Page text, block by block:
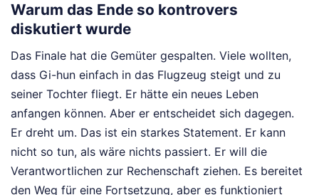
Warum das Ende so kontrovers
diskutiert wurde
Das Finale hat die Gemüter gespalten. Viele wollten,
dass Gi-hun einfach in das Flugzeug steigt und zu
seiner Tochter fliegt. Er hätte ein neues Leben
anfangen können. Aber er entscheidet sich dagegen.
Er dreht um. Das ist ein starkes Statement. Er kann
nicht so tun, als wäre nichts passiert. Er will die
Verantwortlichen zur Rechenschaft ziehen. Es bereitet
den Weg für eine Fortsetzung, aber es funktioniert